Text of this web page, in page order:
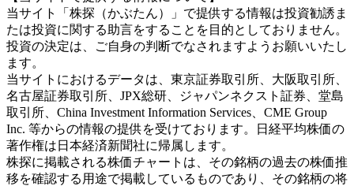
当サイト「株探（かぶたん）」で提供する情報は投資勧誘ま
たは投資に関する助言をすることを目的としておりません。
投資の決定は、ご自身の判断でなされますようお願いいたし
ます。
当サイトにおけるデータは、東京証券取引所、大阪取引所、
名古屋証券取引所、JPX総研、ジャパンネクスト証券、堂島
取引所、China Investment Information Services、CME Group
Inc. 等からの情報の提供を受けております。日経平均株価の
著作権は日本経済新聞社に帰属します。
株探に掲載される株価チャートは、その銘柄の過去の株価推
移を確認する用途で掲載しているものであり、その銘柄の将